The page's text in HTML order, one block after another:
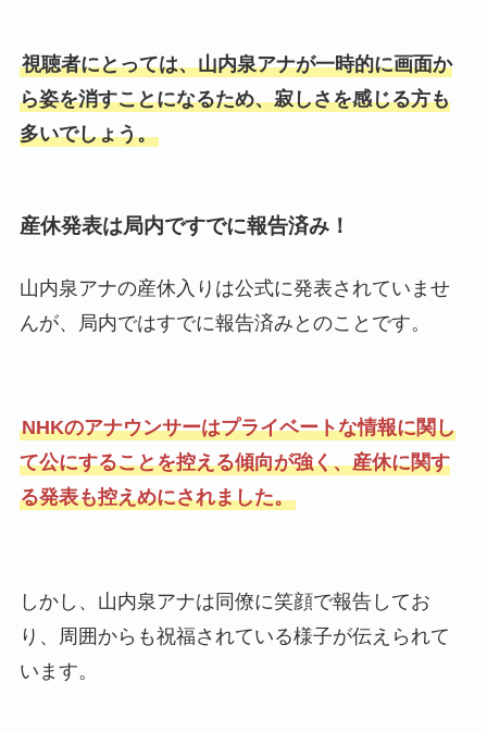
視聴者にとっては、山内泉アナが一時的に画面か
ら姿を消すことになるため、寂しさを感じる方も
多いでしょう。
産休発表は局内ですでに報告済み！
山内泉アナの産休入りは公式に発表されていませ
んが、局内ではすでに報告済みとのことです。
NHKのアナウンサーはプライベートな情報に関し
て公にすることを控える傾向が強く、産休に関す
る発表も控えめにされました。
しかし、山内泉アナは同僚に笑顔で報告してお
り、周囲からも祝福されている様子が伝えられて
います。